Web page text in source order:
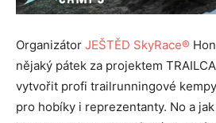
Organizátor JEŠTĚD SkyRace®
nějaký pátek za projektem
vytvořit profi trailrunningové
pro hobíky i reprezentanty. No a